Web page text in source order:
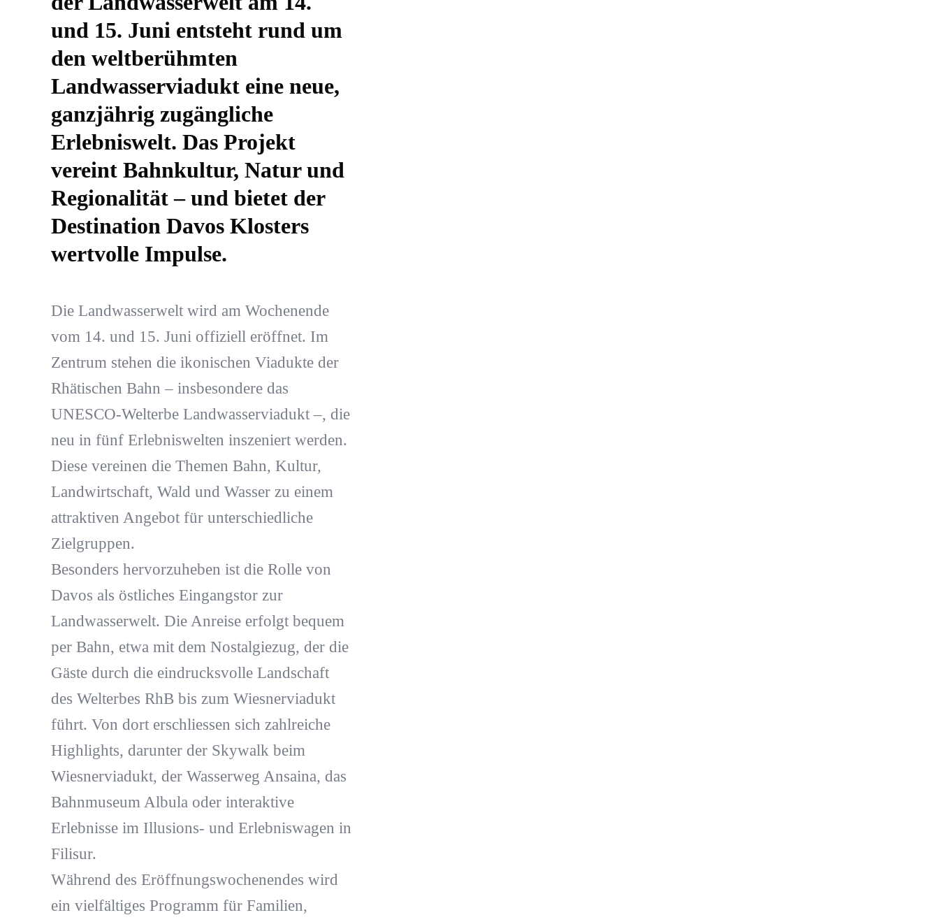
und 15. Juni entsteht rund um
den weltberühmten
Landwasserviadukt eine neue,
ganzjährig zugängliche
Erlebniswelt. Das Projekt
vereint Bahnkultur, Natur und
Regionalität – und bietet der
Destination Davos Klosters
wertvolle Impulse.
Die Landwasserwelt wird am Wochenende
vom 14. und 15. Juni offiziell eröffnet. Im
Zentrum stehen die ikonischen Viadukte der
Rhätischen Bahn – insbesondere das
UNESCO-Welterbe Landwasserviadukt –, die
neu in fünf Erlebniswelten inszeniert werden.
Diese vereinen die Themen Bahn, Kultur,
Landwirtschaft, Wald und Wasser zu einem
attraktiven Angebot für unterschiedliche
Zielgruppen.
Besonders hervorzuheben ist die Rolle von
Davos als östliches Eingangstor zur
Landwasserwelt. Die Anreise erfolgt bequem
per Bahn, etwa mit dem Nostalgiezug, der die
Gäste durch die eindrucksvolle Landschaft
des Welterbes RhB bis zum Wiesnerviadukt
führt. Von dort erschliessen sich zahlreiche
Highlights, darunter der Skywalk beim
Wiesnerviadukt, der Wasserweg Ansaina, das
Bahnmuseum Albula oder interaktive
Erlebnisse im Illusions- und Erlebniswagen in
Filisur.
Während des Eröffnungswochenendes wird
ein vielfältiges Programm für Familien,